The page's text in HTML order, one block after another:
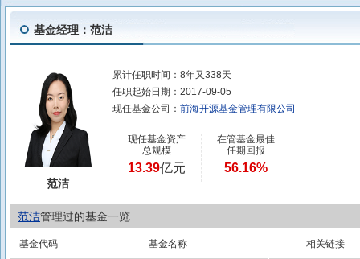
基金经理：范洁
范洁
累计任职时间： 8年又338天
任职起始日期： 2017-09-05
现任基金公司： 前海开源基金管理有限公司
现任基金资产
总规模
13.39亿元
在管基金最佳
任期回报
56.16%
范洁管理过的基金一览
基金代码 基金名称 相关链接